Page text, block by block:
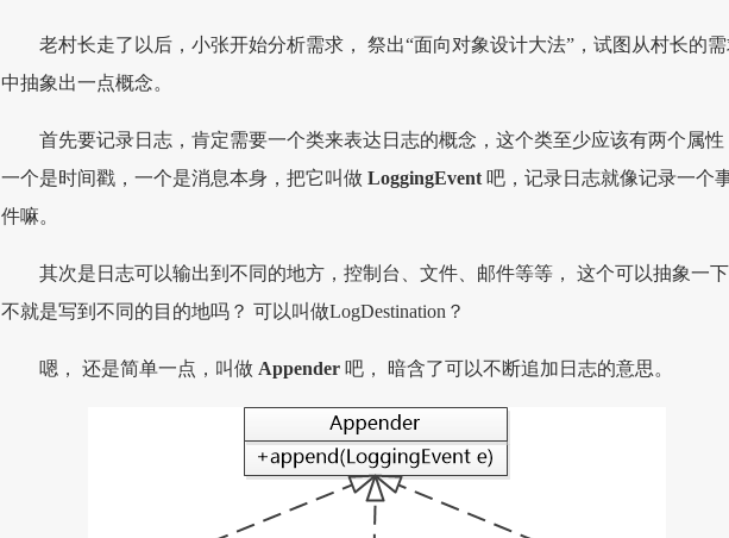
老村长走了以后，小张开始分析需求， 祭出“面向对象设计大法”，试图从村长的
中抽象出一点概念。
首先要记录日志，肯定需要一个类来表达日志的概念，这个类至少应该有两个属性
一个是时间戳，一个是消息本身，把它叫做 LoggingEvent吧，记录日志就像记录一个
件嘛。
其次是日志可以输出到不同的地方，控制台、文件、邮件等等， 这个可以抽象一
不就是写到不同的目的地吗？ 可以叫做LogDestination？
嗯， 还是简单一点，叫做 Appender吧， 暗含了可以不断追加日志的意思。